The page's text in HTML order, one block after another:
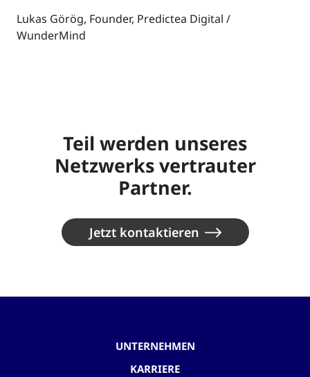
Lukas Görög, Founder, Predictea Digital /
WunderMind
Teil werden unseres
Netzwerks vertrauter
Partner.
Jetzt kontaktieren
UNTERNEHMEN
KARRIERE